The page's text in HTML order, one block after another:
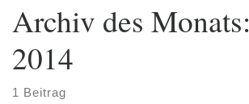
Archiv des Monats:
2014
1 Beitrag